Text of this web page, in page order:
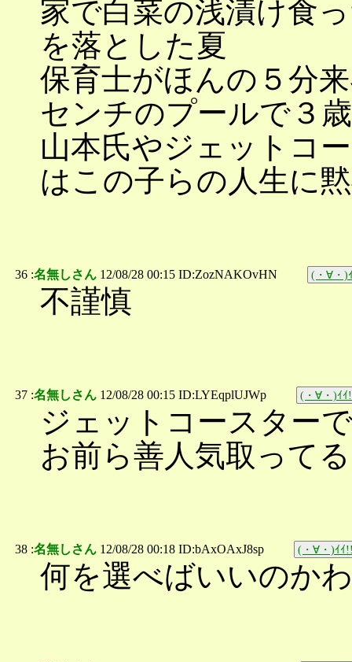
家で白菜の浅漬け食
を落とした夏
保育士がほんの５分
センチのプールで３
山本氏やジェットコ
はこの子らの人生に
36 :名無しさん 12/08/28 00:15 ID:ZozNAKOvHN (・∀・)
不謹慎
37 :名無しさん 12/08/28 00:15 ID:LYEqplUJWp (・∀・)ｲｲ
ジェットコースター
お前ら善人気取って
38 :名無しさん 12/08/28 00:18 ID:bAxOAxJ8sp (・∀・)ｲｲ
何を選べばいいのか